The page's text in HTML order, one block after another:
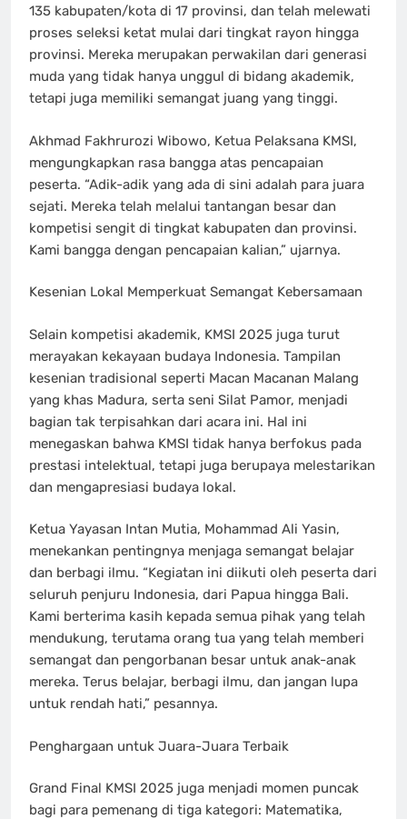
135 kabupaten/kota di 17 provinsi, dan telah melewati
proses seleksi ketat mulai dari tingkat rayon hingga
provinsi. Mereka merupakan perwakilan dari generasi
muda yang tidak hanya unggul di bidang akademik,
tetapi juga memiliki semangat juang yang tinggi.
Akhmad Fakhrurozi Wibowo, Ketua Pelaksana KMSI,
mengungkapkan rasa bangga atas pencapaian
peserta. “Adik-adik yang ada di sini adalah para juara
sejati. Mereka telah melalui tantangan besar dan
kompetisi sengit di tingkat kabupaten dan provinsi.
Kami bangga dengan pencapaian kalian,” ujarnya.
Kesenian Lokal Memperkuat Semangat Kebersamaan
Selain kompetisi akademik, KMSI 2025 juga turut
merayakan kekayaan budaya Indonesia. Tampilan
kesenian tradisional seperti Macan Macanan Malang
yang khas Madura, serta seni Silat Pamor, menjadi
bagian tak terpisahkan dari acara ini. Hal ini
menegaskan bahwa KMSI tidak hanya berfokus pada
prestasi intelektual, tetapi juga berupaya melestarikan
dan mengapresiasi budaya lokal.
Ketua Yayasan Intan Mutia, Mohammad Ali Yasin,
menekankan pentingnya menjaga semangat belajar
dan berbagi ilmu. “Kegiatan ini diikuti oleh peserta dari
seluruh penjuru Indonesia, dari Papua hingga Bali.
Kami berterima kasih kepada semua pihak yang telah
mendukung, terutama orang tua yang telah memberi
semangat dan pengorbanan besar untuk anak-anak
mereka. Terus belajar, berbagi ilmu, dan jangan lupa
untuk rendah hati,” pesannya.
Penghargaan untuk Juara-Juara Terbaik
Grand Final KMSI 2025 juga menjadi momen puncak
bagi para pemenang di tiga kategori: Matematika,